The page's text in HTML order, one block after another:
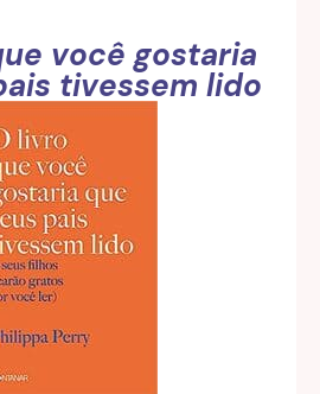
você gostaria
tivessem lido